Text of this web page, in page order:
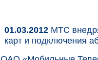
01.03.2012 МТС
карт и подключения